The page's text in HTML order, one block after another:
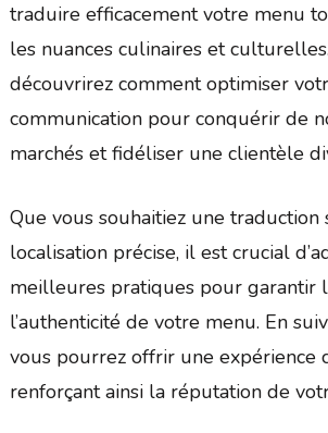
traduire efficacement votre menu
les nuances culinaires et
découvrirez comment optimiser
communication pour conquérir de
marchés et fidéliser une clientèle
Que vous souhaitiez une
localisation précise, il est crucial
meilleures pratiques pour garantir
l’authenticité de votre menu. En
vous pourrez offrir une expérience
renforçant ainsi la réputation de